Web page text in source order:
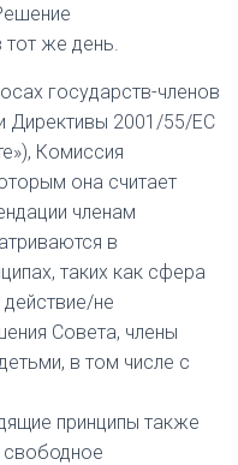
тот же день.
государств-членов
Директивы 2001/55/EC
Комиссия
она считает
членам
в
таких как сфера
не
Совета, члены
в том числе с
принципы также